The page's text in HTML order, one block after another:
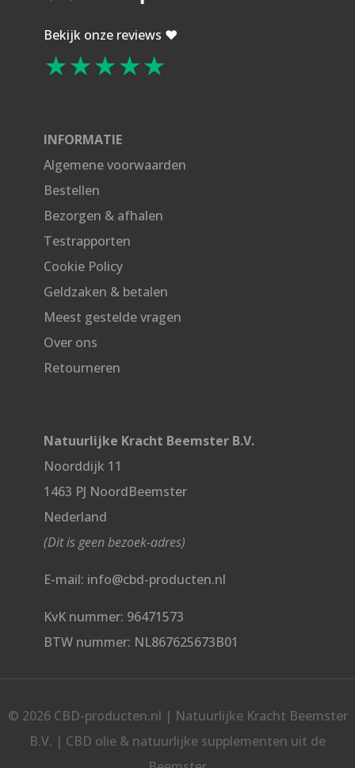
Bekijk onze reviews ❤️
★★★★★
INFORMATIE
Algemene voorwaarden
Bestellen
Bezorgen & afhalen
Testrapporten
Cookie Policy
Geldzaken & betalen
Meest gestelde vragen
Over ons
Retourneren
Natuurlijke Kracht Beemster B.V.
Noorddijk 11
1463 PJ NoordBeemster
Nederland
(Dit is geen bezoek-adres)
E-mail: info@cbd-producten.nl
KvK nummer: 96471573
BTW nummer: NL867625673B01
© 2026 CBD-producten.nl | Natuurlijke Kracht Beemster
B.V. | CBD olie & natuurlijke supplementen uit de